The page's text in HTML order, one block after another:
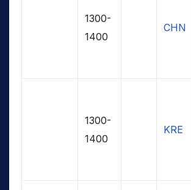
1300-
1400
CHN
1300-
1400
KRE